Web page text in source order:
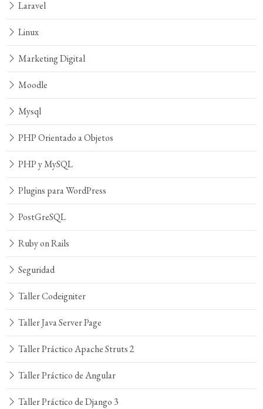
Laravel
Linux
Marketing Digital
Moodle
Mysql
PHP Orientado a Objetos
PHP y MySQL
Plugins para WordPress
PostGreSQL
Ruby on Rails
Seguridad
Taller Codeigniter
Taller Java Server Page
Taller Práctico Apache Struts 2
Taller Práctico de Angular
Taller Práctico de Django 3